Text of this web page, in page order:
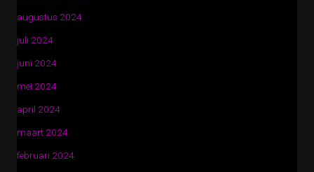
augustus 2024
juli 2024
juni 2024
mei 2024
april 2024
maart 2024
februari 2024